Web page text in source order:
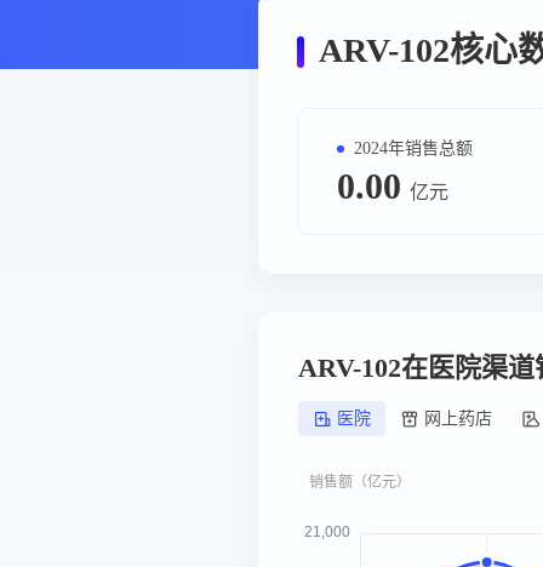
ARV-102核心
2024年销售总额
0.00 亿元
ARV-102在医院渠
医院 网上药店